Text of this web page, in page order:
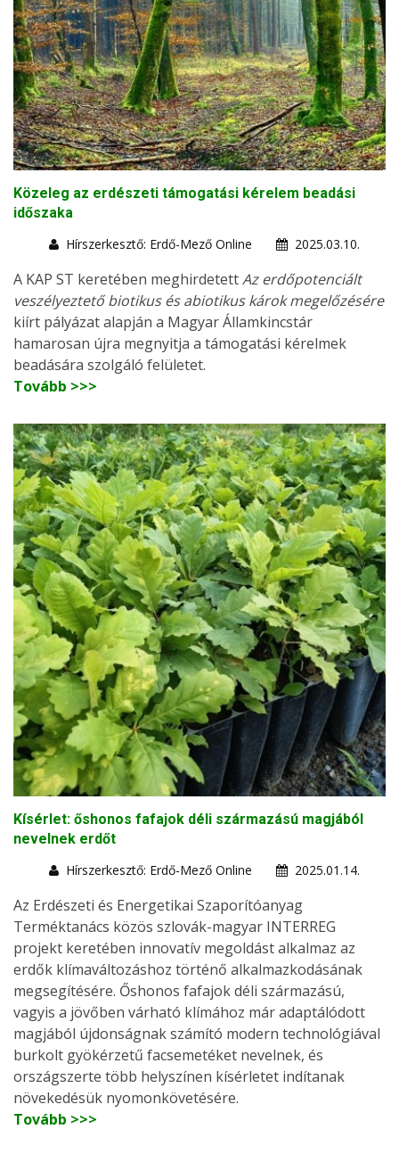
Közeleg az erdészeti támogatási kérelem beadási
időszaka
Hírszerkesztő: Erdő-Mező Online
2025.03.10.
A KAP ST keretében meghirdetettAz erdőpotenciált
veszélyeztető biotikus és abiotikus károk megelőzésére
kiírt pályázat alapján a Magyar Államkincstár
hamarosan újra megnyitja a támogatási kérelmek
beadására szolgáló felületet.
Tovább >>>
Kísérlet: őshonos fafajok déli származású magjából
nevelnek erdőt
Hírszerkesztő: Erdő-Mező Online
2025.01.14.
Az Erdészeti és Energetikai Szaporítóanyag
Terméktanács közös szlovák-magyar INTERREG
projekt keretében innovatív megoldást alkalmaz az
erdők klímaváltozáshoz történő alkalmazkodásának
megsegítésére. Őshonos fafajok déli származású,
vagyis a jövőben várható klímához már adaptálódott
magjából újdonságnak számító modern technológiával
burkolt gyökérzetű facsemetéket nevelnek, és
országszerte több helyszínen kísérletet indítanak
növekedésük nyomonkövetésére.
Tovább >>>